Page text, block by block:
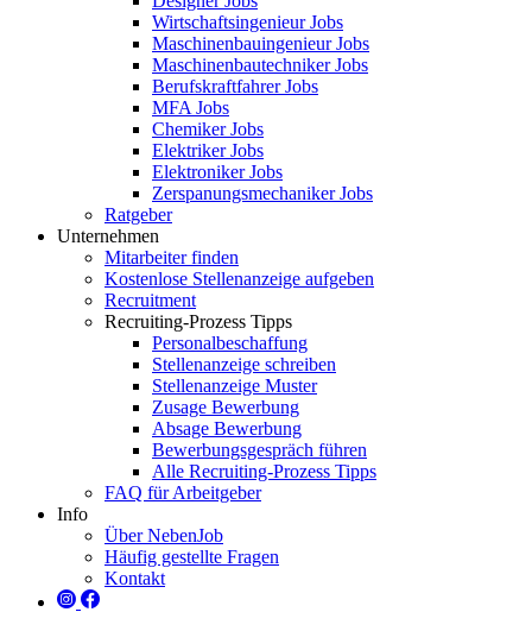
Wirtschaftsingenieur Jobs
Maschinenbauingenieur Jobs
Maschinenbautechniker Jobs
Berufskraftfahrer Jobs
MFA Jobs
Chemiker Jobs
Elektriker Jobs
Elektroniker Jobs
Zerspanungsmechaniker Jobs
Ratgeber
Unternehmen
Mitarbeiter finden
Kostenlose Stellenanzeige aufgeben
Recruitment
Recruiting-Prozess Tipps
Personalbeschaffung
Stellenanzeige schreiben
Stellenanzeige Muster
Zusage Bewerbung
Absage Bewerbung
Bewerbungsgespräch führen
Alle Recruiting-Prozess Tipps
FAQ für Arbeitgeber
Info
Über NebenJob
Häufig gestellte Fragen
Kontakt